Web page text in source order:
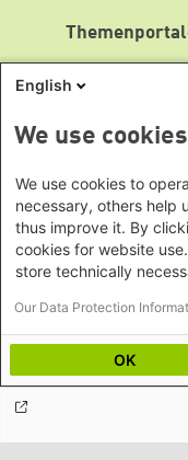
Lageplan
Hamburg
Mecklenburg-
Niedersachsen
Nordrhein-
Rheinland-Pfalz
Sachsen-Anhalt
Schleswig-
Büro Neu-Delhi -
Büro Phnom
Büro Südostasien
Dialog
Büro Horn von
Somalia/
Äthiopien
Büro Nairobi -
Tansania
Büro Abuja -
Büro Dakar -
Büro Kapstadt -
Europa
Heimatkunde
Gunda-Werner-
Archiv Grünes
Studienwerk
Mediatheken
Antifeminismus
Gender
Grüne
Bündnis 90 / Die
European Greens
Green European
Social Links
LinkedIn
English
We use cookies
We use cookies to
necessary, others help
thus improve it. By
cookies for website
store technically
Our Data Protection
OK